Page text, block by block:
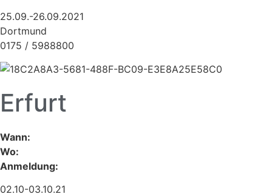
25.09.-26.09.2021
Dortmund
0175 / 5988800
Erfurt
Wann:
Wo:
Anmeldung:
02.10-03.10.21